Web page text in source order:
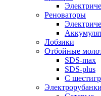
Реноваторы
Лобзики
Отбойные
SDS-max
SDS-plus
С
Электрорубанки